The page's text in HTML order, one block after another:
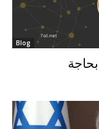
Blog
بحاجة